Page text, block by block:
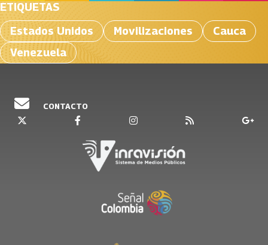
ETIQUETAS
Estados Unidos
Movilizaciones
Cauca
Venezuela
CONTACTO